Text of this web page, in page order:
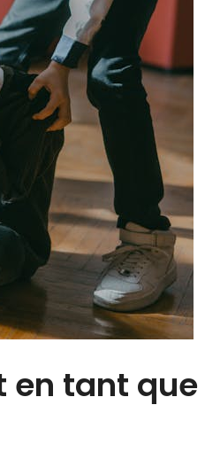
en tant que